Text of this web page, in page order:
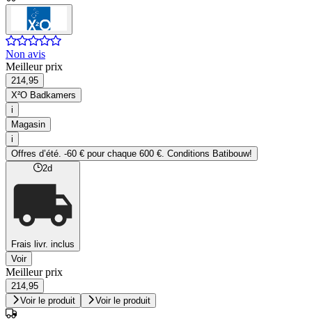
Non avis
Meilleur prix
214,95
X²O Badkamers
i
Magasin
i
Offres d’été​. -60 € pour chaque 600 €. Conditions Batibouw!
2d
Frais livr. inclus
Voir
Meilleur prix
214,95
Voir le produit
Voir le produit